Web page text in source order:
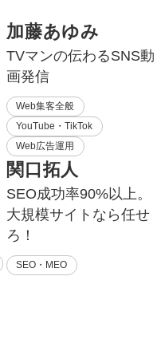
加藤あゆみ
TVマンの伝わるSNS動
画発信
Web集客全般
YouTube・TikTok
Web広告運用
関口拓人
SEO成功率90%以上。
大規模サイトなら任せ
ろ！
SEO・MEO